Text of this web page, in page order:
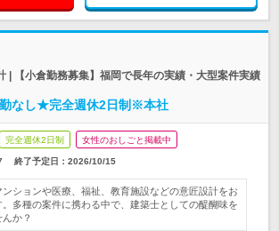
| 【小倉勤務募集】福岡で長年の実績・大型案件実績
なし★完全週休2日制※本社
完全週休2日制 女性のおしごと掲載中
終了予定日： 2026/10/15
ンションや医療、福祉、教育施設などの意匠設計をお
。多種の案件に携わる中で、建築士としての醍醐味を
か？